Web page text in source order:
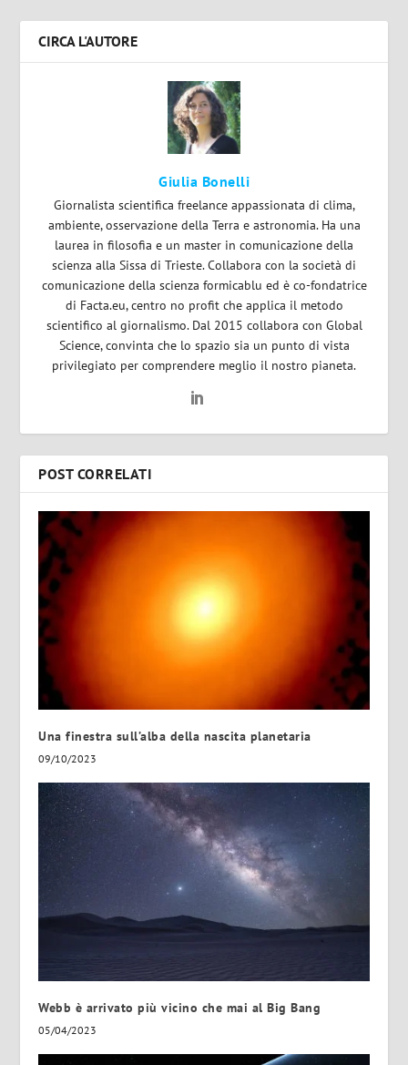
CIRCA L'AUTORE
Giulia Bonelli
Giornalista scientifica freelance appassionata di clima,
ambiente, osservazione della Terra e astronomia. Ha una
laurea in filosofia e un master in comunicazione della
scienza alla Sissa di Trieste. Collabora con la società di
comunicazione della scienza formicablu ed è co-fondatrice
di Facta.eu, centro no profit che applica il metodo
scientifico al giornalismo. Dal 2015 collabora con Global
Science, convinta che lo spazio sia un punto di vista
privilegiato per comprendere meglio il nostro pianeta.
POST CORRELATI
Una finestra sull’alba della nascita planetaria
09/10/2023
Webb è arrivato più vicino che mai al Big Bang
05/04/2023